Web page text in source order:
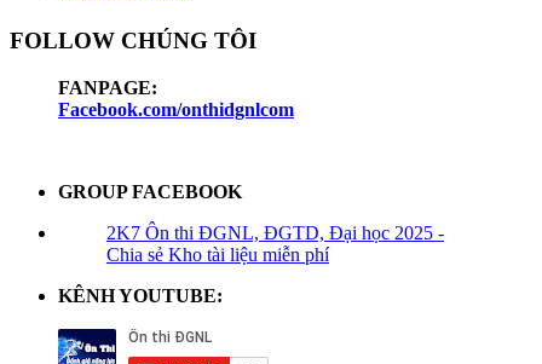
FOLLOW CHÚNG TÔI
FANPAGE:
Facebook.com/onthidgnlcom
GROUP FACEBOOK
2K7 Ôn thi ĐGNL, ĐGTD, Đại học 2025 -
Chia sẻ Kho tài liệu miễn phí
KÊNH YOUTUBE: